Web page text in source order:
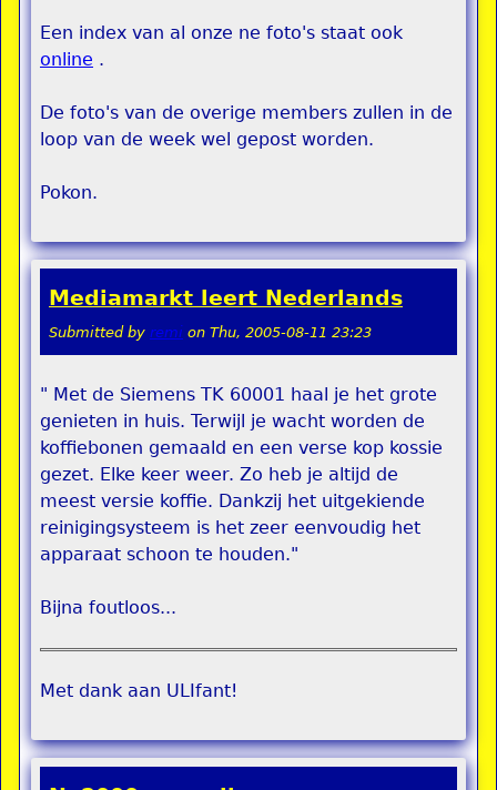
Een index van al onze ne foto's staat ook
online .
De foto's van de overige members zullen in de
loop van de week wel gepost worden.
Pokon.
Mediamarkt leert Nederlands
Submitted by remi on Thu, 2005-08-11 23:23
" Met de Siemens TK 60001 haal je het grote
genieten in huis. Terwijl je wacht worden de
koffiebonen gemaald en een verse kop kossie
gezet. Elke keer weer. Zo heb je altijd de
meest versie koffie. Dankzij het uitgekiende
reinigingsysteem is het zeer eenvoudig het
apparaat schoon te houden."
Bijna foutloos...
Met dank aan ULIfant!